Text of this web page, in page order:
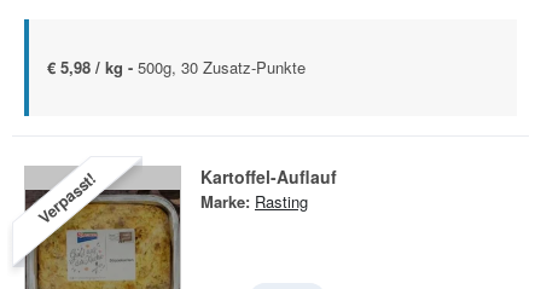
€ 5,98 / kg - 500g, 30 Zusatz-Punkte
Verpasst! Kartoffel-Auflauf
Marke: Rasting